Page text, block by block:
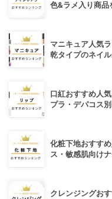
色&ラメ入り商品
マニキュア人気
乾タイプのネイ
口紅おすすめ人
プラ・デパコス別
化粧下地おすす
ス・敏感肌向け
クレンジングお